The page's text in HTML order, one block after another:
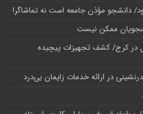
دانشجو مؤذن جامعه است نه تماشاگر!
ممکن نیست
در کرج/‌ کشف تجهیزات پیچیده